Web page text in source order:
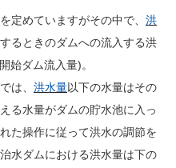
定めていますがその中で、 洪
るときのダムへの流入する洪
始ダム流入量)。
は、 洪水量以下の水量はその
る水量がダムの貯水池に入っ
た操作に従って洪水の調節を
水ダムにおける洪水量は下の